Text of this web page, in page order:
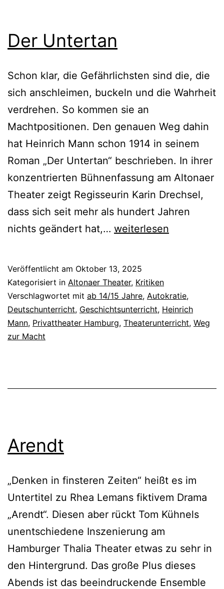
Der Untertan
Schon klar, die Gefährlichsten sind die, die
sich anschleimen, buckeln und die Wahrheit
verdrehen. So kommen sie an
Machtpositionen. Den genauen Weg dahin
hat Heinrich Mann schon 1914 in seinem
Roman „Der Untertan“ beschrieben. In ihrer
konzentrierten Bühnenfassung am Altonaer
Theater zeigt Regisseurin Karin Drechsel,
dass sich seit mehr als hundert Jahren
nichts geändert hat,… Der
weiterlesen
Veröffentlicht am Oktober 13, 2025
Kategorisiert in Altonaer Theater, Kritiken
Verschlagwortet mit ab 14/15 Jahre, Autokratie,
Deutschunterricht, Geschichtsunterricht, Heinrich
Mann, Privattheater Hamburg, Theaterunterricht, Weg
zur Macht
Arendt
„Denken in finsteren Zeiten“ heißt es im
Untertitel zu Rhea Lemans fiktivem Drama
„Arendt“. Diesen aber rückt Tom Kühnels
unentschiedene Inszenierung am
Hamburger Thalia Theater etwas zu sehr in
den Hintergrund. Das große Plus dieses
Abends ist das beeindruckende Ensemble